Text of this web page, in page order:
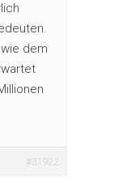
dem
#31922